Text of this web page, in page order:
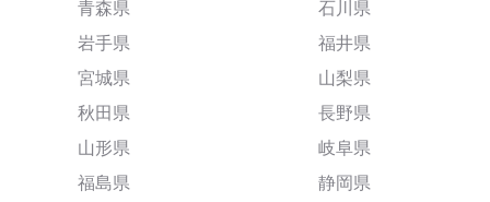
青森県
岩手県
宮城県
秋田県
山形県
福島県
石川県
福井県
山梨県
長野県
岐阜県
静岡県